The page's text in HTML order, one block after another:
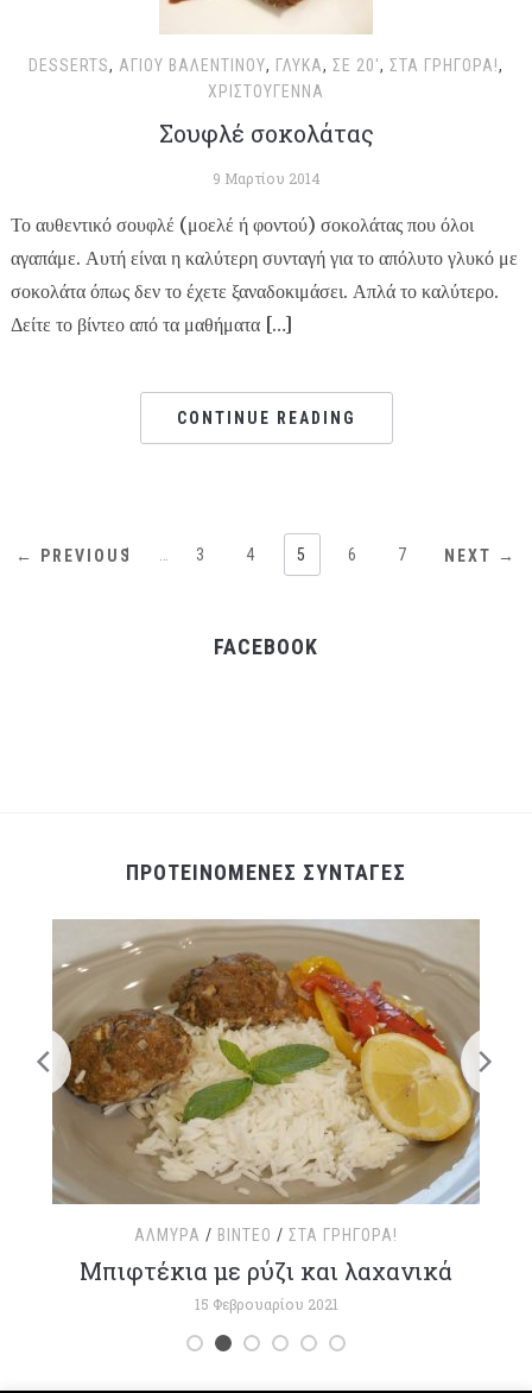
DESSERTS, ΑΓΊΟΥ ΒΑΛΕΝΤΊΝΟΥ, ΓΛΥΚΆ, ΣΕ 20', ΣΤΑ ΓΡΉΓΟΡΑ!,
ΧΡΙΣΤΟΥΓΕΝΝΑ
Σουφλέ σοκολάτας
9 Μαρτίου 2014
Το αυθεντικό σουφλέ (μοελέ ή φοντού) σοκολάτας που όλοι
αγαπάμε. Αυτή είναι η καλύτερη συνταγή για το απόλυτο γλυκό με
σοκολάτα όπως δεν το έχετε ξαναδοκιμάσει. Απλά το καλύτερο.
Δείτε το βίντεο από τα μαθήματα […]
CONTINUE READING
← PREVIOUS1 3 4 5 6 7 NEXT →
FACEBOOK
ΠΡΟΤΕΙΝΟΜΕΝΕΣ ΣΥΝΤΑΓΕΣ
ΑΛΜΥΡΆ / ΒΊΝΤΕΟ / ΣΤΑ ΓΡΉΓΟΡΑ!
Μπιφτέκια με ρύζι και λαχανικά
15 Φεβρουαρίου 2021